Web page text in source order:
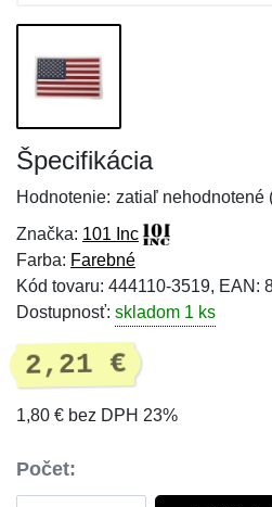
Špecifikácia
Hodnotenie: zatiaľ nehodnotené
Značka: 101 Inc
Farba: Farebné
Kód tovaru: 444110-3519, EAN:
Dostupnosť: skladom 1 ks
2,21 €
1,80 € bez DPH 23%
Počet: